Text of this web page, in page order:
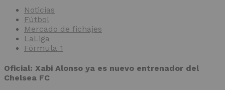
Noticias
Fútbol
Mercado de fichajes
LaLiga
Fórmula 1
Oficial: Xabi Alonso ya es nuevo entrenador del
Chelsea FC